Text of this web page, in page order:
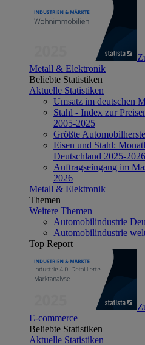
Metall & Elektronik
Beliebte Statistiken
Aktuelle Statistiken
Umsatz im deutschen
Stahl - Index zur
2005-2025
Größte
Eisen und Stahl:
Deutschland 2025-2026
Auftragseingang im
2026
Metall & Elektronik
Themen
Weitere Themen
Automobilindustrie
Automobilindustrie
Top Report
E-commerce
Beliebte Statistiken
Aktuelle Statistiken